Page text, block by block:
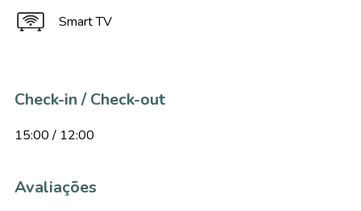
Smart TV
Check-in / Check-out
15:00 / 12:00
Avaliações